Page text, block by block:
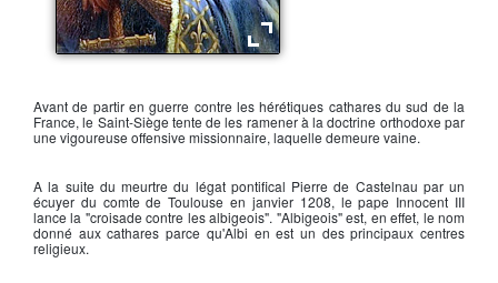
Avant de partir en guerre contre les hérétiques catharesdu sud de la
France, le Saint-Siège tente de les ramener à la doctrine orthodoxe par
une vigoureuse offensive missionnaire, laquelle demeure vaine.
A la suite du meurtre du légat pontifical Pierre de Castelnau par un
écuyer du comte de Toulouse en janvier 1208, le pape Innocent III
lance la "croisade contre les albigeois". "Albigeois" est, en effet, le nom
donné auxcathares parce qu'Albi en est un des principaux centres
religieux.